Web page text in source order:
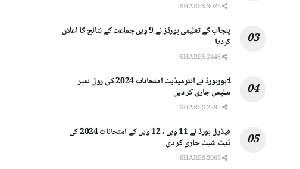
پنجاب کے تعلیمی بورڈز نے 9 ویں جماعت کے نتائج کا اعلان
کردیا
لاہوربورڈ نے انٹرمیڈیٹ امتحانات 2024 کی رول نمبر
سلپس جاری کر دیں
فیڈرل بورڈ نے 11 ویں ، 12 ویں کے امتحانات 2024 کی
ڈیٹ شیٹ جاری کر دی